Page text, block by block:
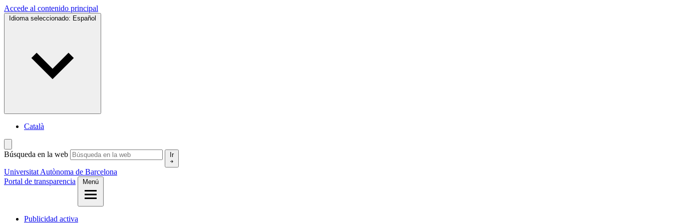
Accede al contenido principal
Idioma seleccionado: Español
Català
Búsqueda en la web Ir
Universitat Autònoma de Barcelona
Portal de transparencia
Menú
Publicidad activa